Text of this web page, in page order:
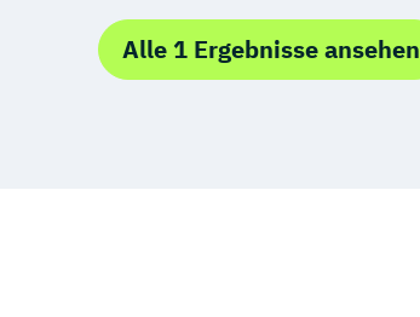
Alle 1 Ergebnisse ansehen